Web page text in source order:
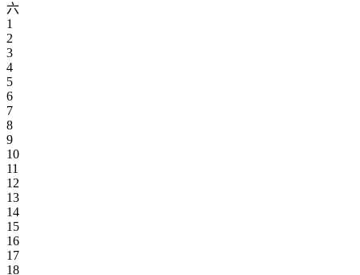
六
1
2
3
4
5
6
7
8
9
10
11
12
13
14
15
16
17
18